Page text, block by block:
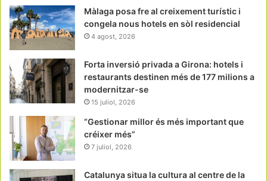
Màlaga posa fre al creixement turístic i
congela nous hotels en sòl residencial
4 agost, 2026
Forta inversió privada a Girona: hotels i
restaurants destinen més de 177 milions a
modernitzar-se
15 juliol, 2026
“Gestionar millor és més important que
créixer més”
7 juliol, 2026
Catalunya situa la cultura al centre de la